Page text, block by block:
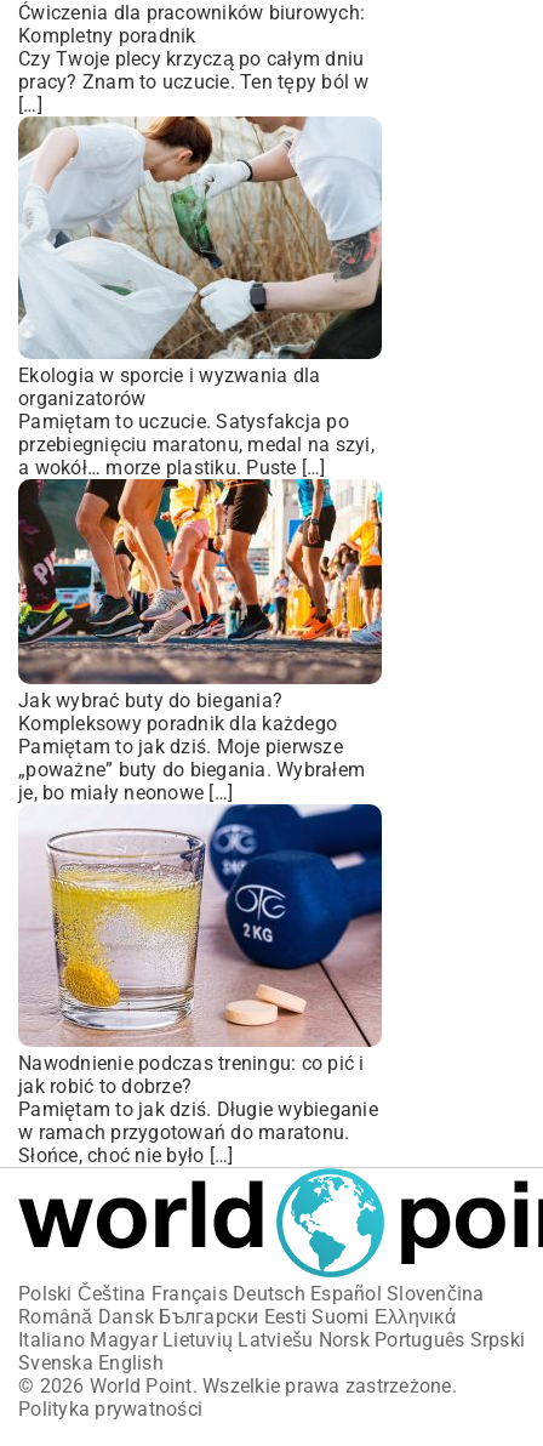
Ćwiczenia dla pracowników biurowych:
Kompletny poradnik
Czy Twoje plecy krzyczą po całym dniu
pracy? Znam to uczucie. Ten tępy ból w
[…]
Ekologia w sporcie i wyzwania dla
organizatorów
Pamiętam to uczucie. Satysfakcja po
przebiegnięciu maratonu, medal na szyi,
a wokół… morze plastiku. Puste […]
Jak wybrać buty do biegania?
Kompleksowy poradnik dla każdego
Pamiętam to jak dziś. Moje pierwsze
„poważne” buty do biegania. Wybrałem
je, bo miały neonowe […]
Nawodnienie podczas treningu: co pić i
jak robić to dobrze?
Pamiętam to jak dziś. Długie wybieganie
w ramach przygotowań do maratonu.
Słońce, choć nie było […]
Polski Čeština Français Deutsch Español Slovenčina
Română Dansk Български Eesti Suomi Ελληνικά
Italiano Magyar Lietuvių Latviešu Norsk Português Srpski
Svenska English
© 2026 World Point. Wszelkie prawa zastrzeżone.
Polityka prywatności